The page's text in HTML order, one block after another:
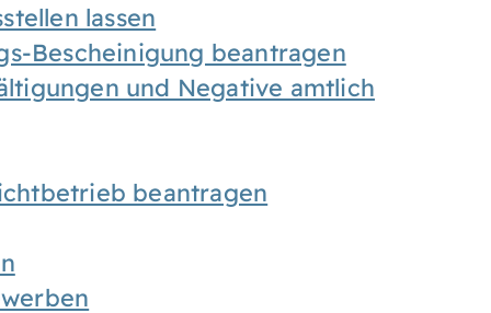
lassen
Bescheinigung beantragen
und Negative amtlich
beantragen